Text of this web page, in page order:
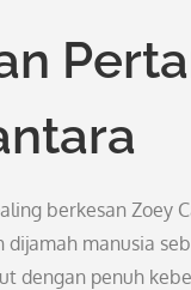
berkesan Zoey
manusia
dengan penuh